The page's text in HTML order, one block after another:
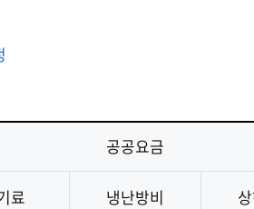
공공요금
료 냉난방비